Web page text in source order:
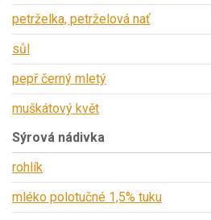
petrželka, petrželová nať
sůl
pepř černý mletý
muškátový květ
Sýrová nádivka
rohlík
mléko polotučné 1,5% tuku